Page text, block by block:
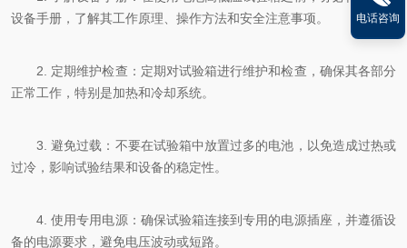
设备手册，了解其工作原理、操作方法和安全注意事项。
2. 定期维护检查：定期对试验箱进行维护和检查，确保其各部分
正常工作，特别是加热和冷却系统。
3. 避免过载：不要在试验箱中放置过多的电池，以免造成过热或
过冷，影响试验结果和设备的稳定性。
4. 使用专用电源：确保试验箱连接到专用的电源插座，并遵循设
备的电源要求，避免电压波动或短路。
电话咨询